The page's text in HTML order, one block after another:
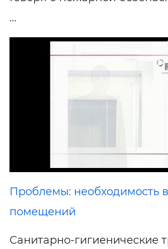
...
Проблемы: необходимость
помещений
Санитарно-гигиенические